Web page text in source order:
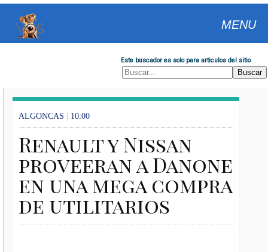
MENU
Este buscador es solo para articulos del sitio
ALGONCAS | 10:00
Renault y Nissan
proveeran a Danone
en una mega compra
de utilitarios